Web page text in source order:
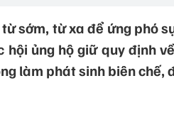
sớm, từ xa để ứng phó
hội ủng hộ giữ quy định
làm phát sinh biên